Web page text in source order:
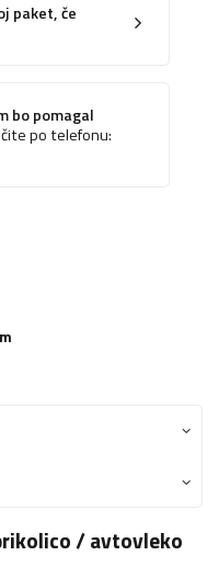
paket, če
bo pomagal
po telefonu:
/ avtovleko